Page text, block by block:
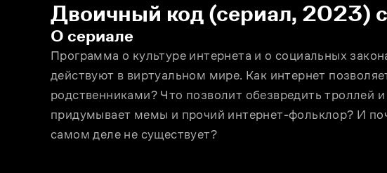
Двоичный код (сериал, 2023)
О сериале
Программа о культуре интернета и о социальных
действуют в виртуальном мире. Как интернет
родственниками? Что позволит обезвредить троллей
придумывает мемы и прочий интернет-фольклор? И
самом деле не существует?